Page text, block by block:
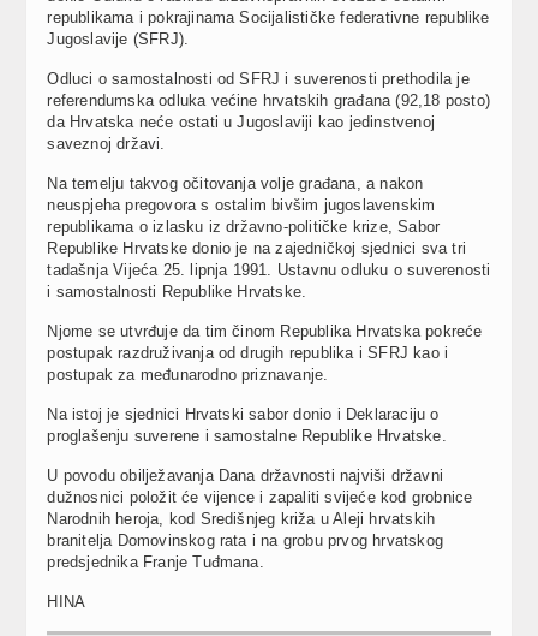
republikama i pokrajinama Socijalističke federativne republike
Jugoslavije (SFRJ).
Odluci o samostalnosti od SFRJ i suverenosti prethodila je
referendumska odluka većine hrvatskih građana (92,18 posto)
da Hrvatska neće ostati u Jugoslaviji kao jedinstvenoj
saveznoj državi.
Na temelju takvog očitovanja volje građana, a nakon
neuspjeha pregovora s ostalim bivšim jugoslavenskim
republikama o izlasku iz državno-političke krize, Sabor
Republike Hrvatske donio je na zajedničkoj sjednici sva tri
tadašnja Vijeća 25. lipnja 1991. Ustavnu odluku o suverenosti
i samostalnosti Republike Hrvatske.
Njome se utvrđuje da tim činom Republika Hrvatska pokreće
postupak razdruživanja od drugih republika i SFRJ kao i
postupak za međunarodno priznavanje.
Na istoj je sjednici Hrvatski sabor donio i Deklaraciju o
proglašenju suverene i samostalne Republike Hrvatske.
U povodu obilježavanja Dana državnosti najviši državni
dužnosnici položit će vijence i zapaliti svijeće kod grobnice
Narodnih heroja, kod Središnjeg križa u Aleji hrvatskih
branitelja Domovinskog rata i na grobu prvog hrvatskog
predsjednika Franje Tuđmana.
HINA